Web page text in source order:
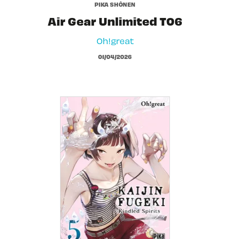
PIKA SHÔNEN
Air Gear Unlimited T06
Oh!great
01/04/2026